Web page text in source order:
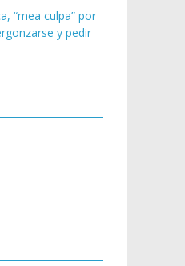
“mea culpa” por
y pedir